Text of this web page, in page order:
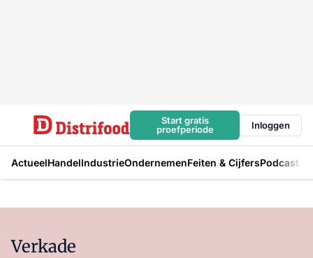
Start gratis
proefperiode
Inloggen
ActueelHandelIndustrieOndernemenFeiten & CijfersPodcast
Verkade